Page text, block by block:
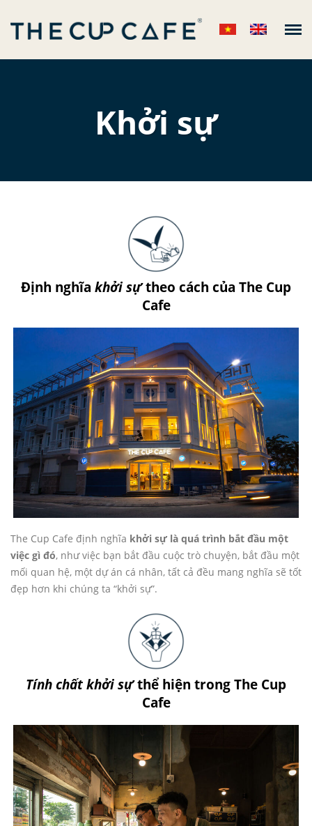
THỰC ĐƠN
TIN TỨC
The Cup Cafe
Khởi sự
Định nghĩa khởi sựtheo cách của The Cup
Cafe
The Cup Cafe định nghĩa khởi sự là quá trình bắt đầu một
việc gì đó, như việc bạn bắt đầu cuộc trò chuyện, bắt đầu một
mối quan hệ, một dự án cá nhân, tất cả đều mang nghĩa sẽ tốt
đẹp hơn khi chúng ta “khởi sự”.
Tính chất khởi sựthể hiện trong The Cup
Cafe